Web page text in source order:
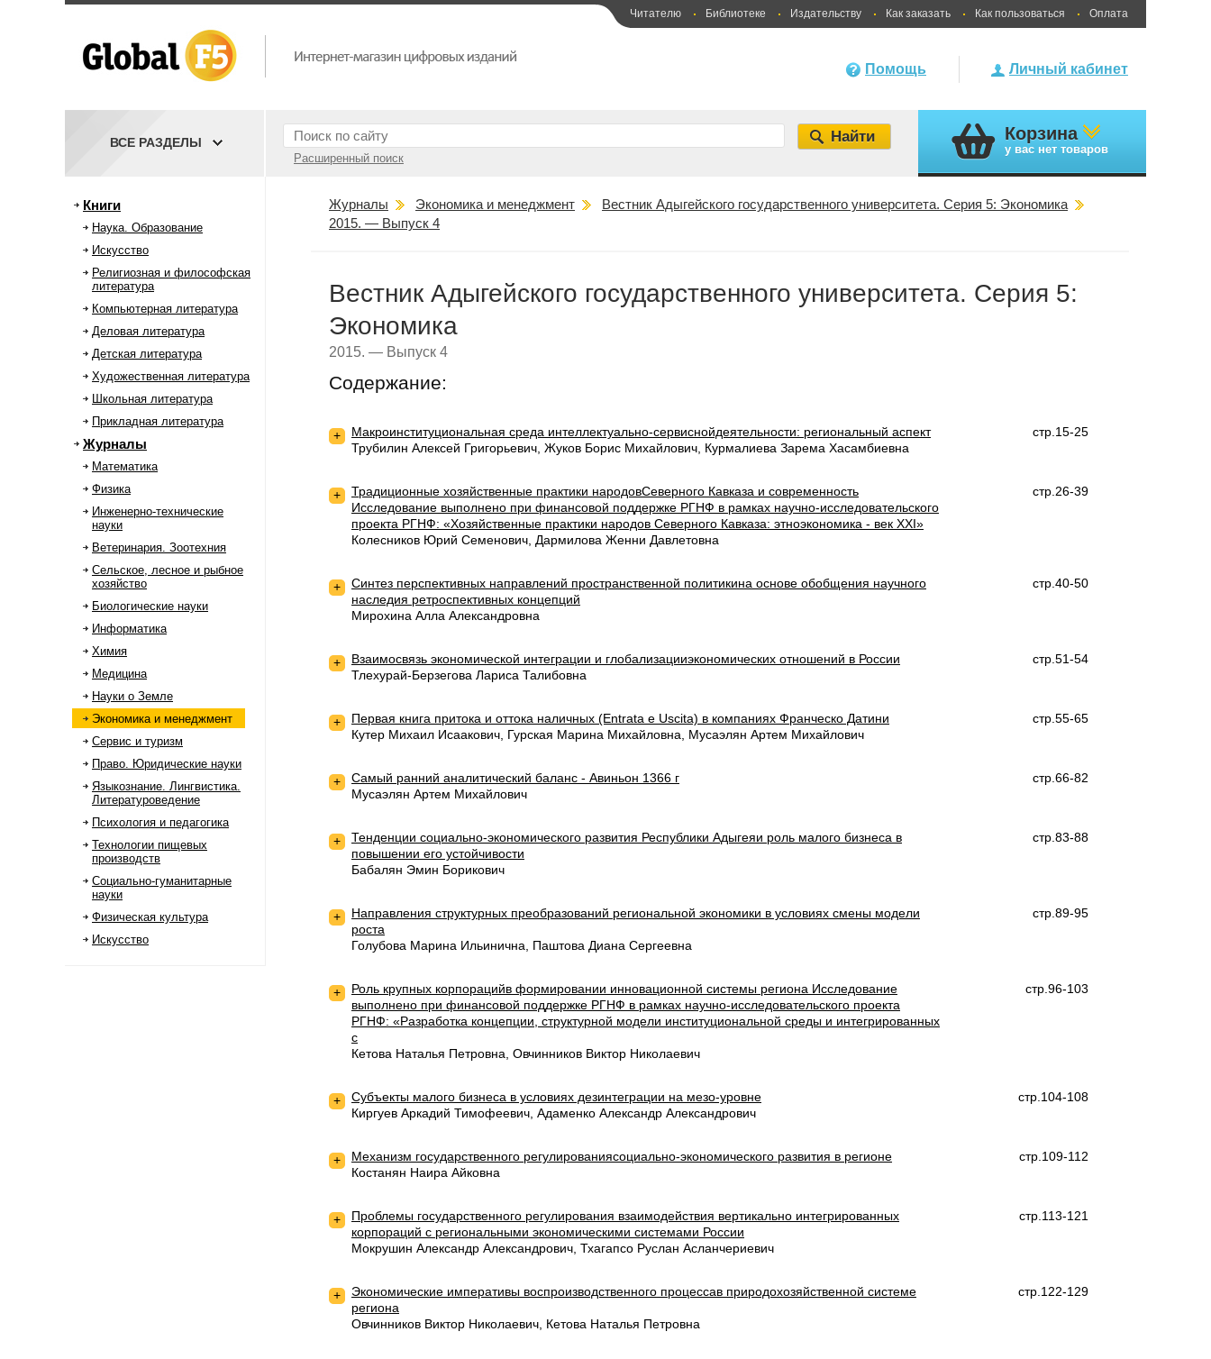
Читателю Библиотеке Издательству Как заказать Как пользоваться Оплата
Личный кабинет
Помощь
Расширенный поиск
ВСЕ РАЗДЕЛЫ Корзина
у вас нет товаров
Книги
Наука. Образование
Искусство
Религиозная и философская
литература
Компьютерная литература
Деловая литература
Детская литература
Художественная литература
Школьная литература
Прикладная литература
Журналы
Математика
Физика
Инженерно-технические
науки
Ветеринария. Зоотехния
Сельское, лесное и рыбное
хозяйство
Биологические науки
Информатика
Химия
Медицина
Науки о Земле
Экономика и менеджмент
Сервис и туризм
Право. Юридические науки
Языкознание. Лингвистика.
Литературоведение
Психология и педагогика
Технологии пищевых
производств
Социально-гуманитарные
науки
Физическая культура
Искусство
Журналы Экономика и менеджмент
Вестник Адыгейского государственного университета. Серия 5: Экономика
2015. — Выпуск 4
Вестник Адыгейского государственного университета. Серия 5:
Экономика
2015. — Выпуск 4
Содержание:
+ Макроинституциональная среда интеллектуально-сервиснойдеятельности: региональный аспект
стр.15-25
Трубилин Алексей Григорьевич, Жуков Борис Михайлович, Курмалиева Зарема Хасамбиевна
+
Традиционные хозяйственные практики народовСеверного Кавказа и современность
Исследование выполнено при финансовой поддержке РГНФ в рамках научно-исследовательского
проекта РГНФ: «Хозяйственные практики народов Северного Кавказа: этноэкономика - век XXI»
стр.26-39
Колесников Юрий Семенович, Дармилова Женни Давлетовна
+
Синтез перспективных направлений пространственной политикина основе обобщения научного
наследия ретроспективных концепций
стр.40-50
Мирохина Алла Александровна
+ Взаимосвязь экономической интеграции и глобализацииэкономических отношений в России
стр.51-54
Тлехурай-Берзегова Лариса Талибовна
+ Первая книга притока и оттока наличных (Entrata e Uscita) в компаниях Франческо Датини
стр.55-65
Кутер Михаил Исаакович, Гурская Марина Михайловна, Мусаэлян Артем Михайлович
+ Самый ранний аналитический баланс - Авиньон 1366 г
стр.66-82
Мусаэлян Артем Михайлович
+
Тенденции социально-экономического развития Республики Адыгеяи роль малого бизнеса в
повышении его устойчивости
стр.83-88
Бабалян Эмин Борикович
+
Направления структурных преобразований региональной экономики в условиях смены модели
роста
стр.89-95
Голубова Марина Ильинична, Паштова Диана Сергеевна
+
Роль крупных корпорацийв формировании инновационной системы региона Исследование
выполнено при финансовой поддержке РГНФ в рамках научно-исследовательского проекта
РГНФ: «Разработка концепции, структурной модели институциональной среды и интегрированных
с
стр.96-103
Кетова Наталья Петровна, Овчинников Виктор Николаевич
+ Субъекты малого бизнеса в условиях дезинтеграции на мезо-уровне
стр.104-108
Киргуев Аркадий Тимофеевич, Адаменко Александр Александрович
+ Механизм государственного регулированиясоциально-экономического развития в регионе
стр.109-112
Костанян Наира Айковна
+
Проблемы государственного регулирования взаимодействия вертикально интегрированных
корпораций с региональными экономическими системами России
стр.113-121
Мокрушин Александр Александрович, Тхагапсо Руслан Асланчериевич
+
Экономические императивы воспроизводственного процессав природохозяйственной системе
региона
стр.122-129
Овчинников Виктор Николаевич, Кетова Наталья Петровна